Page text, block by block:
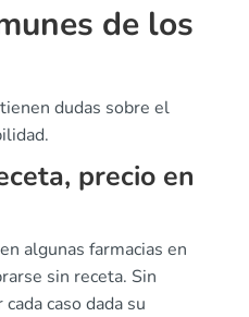
de los
dudas sobre el
precio en
algunas farmacias en
sin receta. Sin
caso dada su